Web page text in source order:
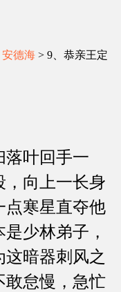
德海 > 9、恭亲王定
落叶回手一
，向上一长身
点寒星直夺他
少林弟子，
暗器刺风之
敢怠慢，急忙